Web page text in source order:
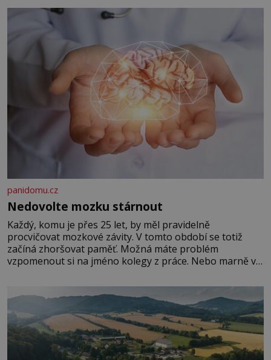
panidomu.cz
Nedovolte mozku stárnout
Každý, komu je přes 25 let, by měl pravidelně
procvičovat mozkové závity. V tomto období se totiž
začíná zhoršovat paměť. Možná máte problém
vzpomenout si na jméno kolegy z práce. Nebo marně v
Je to opravdu tak, s věkem jako kdyby se paměť
rozhodla stávkovat. Cvičte